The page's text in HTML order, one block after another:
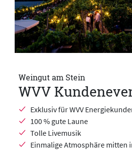
Weingut am Stein
WVV
Exklusiv für WVV
100 % gute Laune
Tolle Livemusik
Einmalige Atmosphäre mitten